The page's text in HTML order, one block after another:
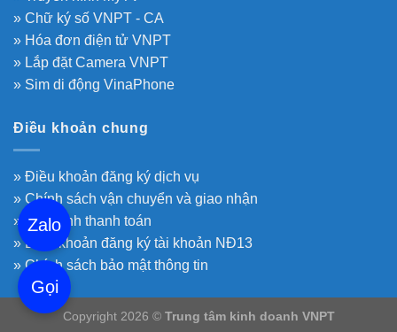
» Chữ ký số VNPT - CA
» Hóa đơn điện tử VNPT
» Lắp đặt Camera VNPT
» Sim di động VinaPhone
Điều khoản chung
» Điều khoản đăng ký dịch vụ
» Chính sách vận chuyển và giao nhận
» Quy định thanh toán
» Điều khoản đăng ký tài khoản NĐ13
» Chính sách bảo mật thông tin
Copyright 2026 © Trung tâm kinh doanh VNPT
Zalo
Gọi